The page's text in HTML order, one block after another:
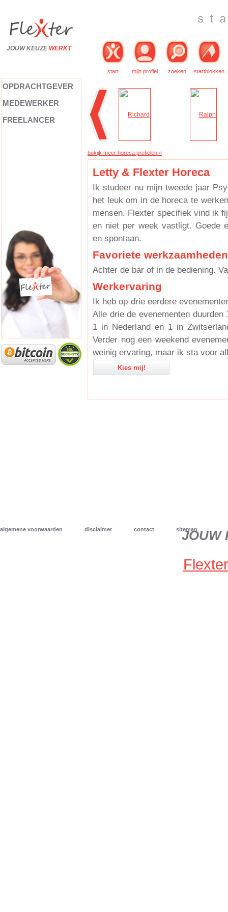
JOUW KEUZE WERKT
start mijn profiel zoeken startblokken
OPDRACHTGEVER
MEDEWERKER
FREELANCER
bekijk meer horeca profielen »
Letty & Flexter Horeca
Ik studeer nu mijn tweede jaar
het leuk om in de horeca te
mensen. Flexter specifiek vind ik
en niet per week vastligt. Goede
en spontaan.
Favoriete werkzaamheden
Achter de bar of in de bediening.
Werkervaring
Ik heb op drie eerdere
Alle drie de evenementen
1 in Nederland en 1 in
Verder nog een weekend
weinig ervaring, maar ik sta voor
Kies mij!
algemene voorwaarden disclaimer contact sitemap
JOUW